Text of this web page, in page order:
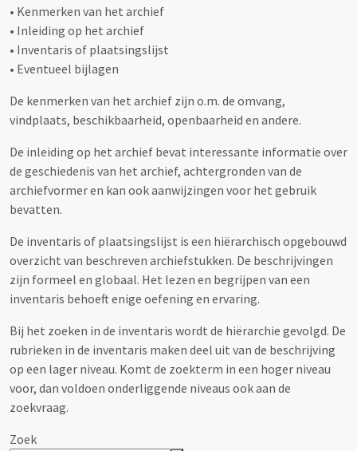
• Kenmerken van het archief
• Inleiding op het archief
• Inventaris of plaatsingslijst
• Eventueel bijlagen
De kenmerken van het archief zijn o.m. de omvang,
vindplaats, beschikbaarheid, openbaarheid en andere.
De inleiding op het archief bevat interessante informatie over
de geschiedenis van het archief, achtergronden van de
archiefvormer en kan ook aanwijzingen voor het gebruik
bevatten.
De inventaris of plaatsingslijst is een hiërarchisch opgebouwd
overzicht van beschreven archiefstukken. De beschrijvingen
zijn formeel en globaal. Het lezen en begrijpen van een
inventaris behoeft enige oefening en ervaring.
Bij het zoeken in de inventaris wordt de hiërarchie gevolgd. De
rubrieken in de inventaris maken deel uit van de beschrijving
op een lager niveau. Komt de zoekterm in een hoger niveau
voor, dan voldoen onderliggende niveaus ook aan de
zoekvraag.
Zoek